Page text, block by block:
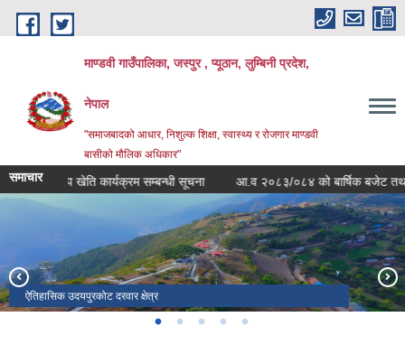
Skip to main content
माण्डवी गाउँपालिका, जस्पुर , प्यूठान, लुम्बिनी प्रदेश,
नेपाल
"समाजबादको आधार, निशुल्क शिक्षा, स्वास्थ्य र रोजगार माण्डवी
बासीको मौलिक अधिकार"
समाचार
पुष्प खेति कार्यक्रम सम्बन्धी सूचना आ.व २०८३/०८४ को बार्षिक बजेट तथा
ऐतिहासिक उदयपुरकोट दरवार क्षेत्र
स्थानीय तह सदस्य निर्वाचन २०७९ मा नवनिर्वाचित जनप्रतिनिधि
मार्सीबाङ्ग खेलकुद मैदान
ऐतिहासिक उदयपुरकोट दरवार क्षेत्र
बंगलाचुली ठुलिलेख पर्यटकीय क्षेत्र